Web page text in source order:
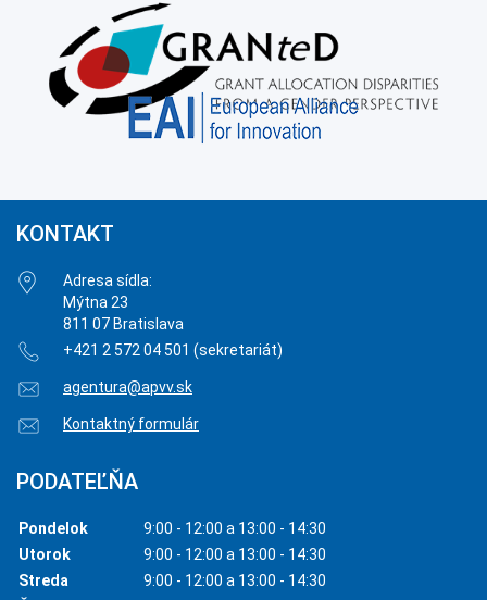
KONTAKT
Adresa sídla:
Mýtna 23
811 07 Bratislava
+421 2 572 04 501 (sekretariát)
agentura@apvv.sk
Kontaktný formulár
PODATEĽŇA
Pondelok
9:00 - 12:00 a 13:00 - 14:30
Utorok
9:00 - 12:00 a 13:00 - 14:30
Streda
9:00 - 12:00 a 13:00 - 14:30